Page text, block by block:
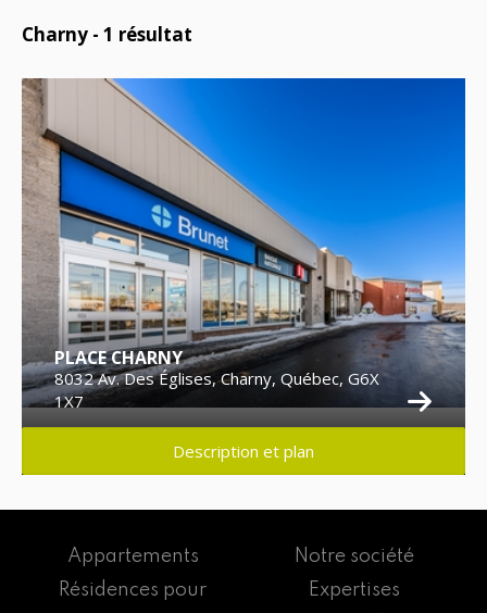
Charny - 1 résultat
PLACE CHARNY
8032 Av. Des Églises, Charny, Québec, G6X
1X7
Description et plan
Appartements
Résidences pour
Notre société
Expertises